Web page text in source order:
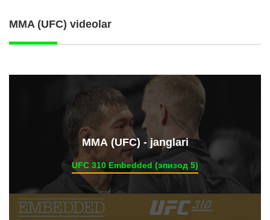
MMA (UFC) videolar
ММА (UFC) - janglari
UFC 310 Embedded (эпизод 5)